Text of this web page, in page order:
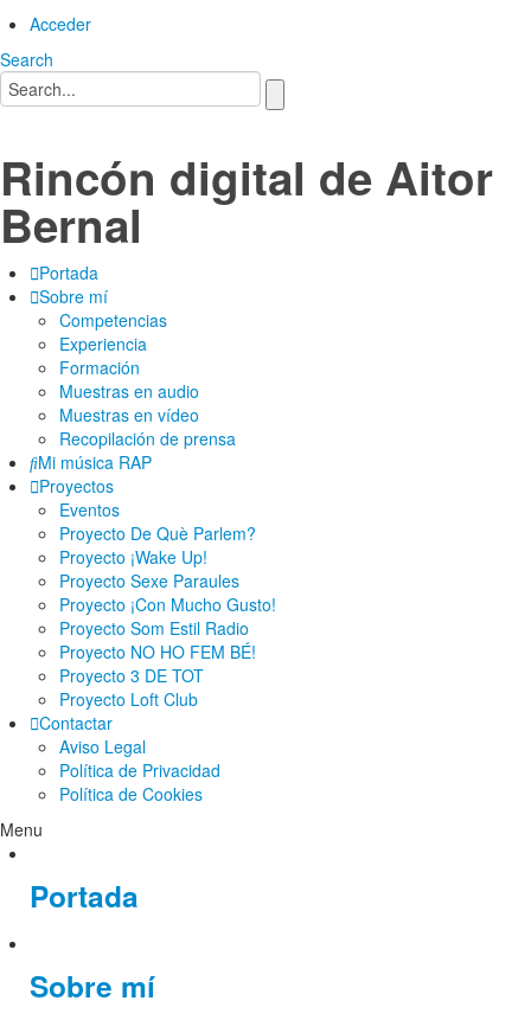
Acceder
Search
Rincón digital de Aitor
Bernal
Portada
Sobre mí
Competencias
Experiencia
Formación
Muestras en audio
Muestras en vídeo
Recopilación de prensa
Mi música RAP
Proyectos
Eventos
Proyecto De Què Parlem?
Proyecto ¡Wake Up!
Proyecto Sexe Paraules
Proyecto ¡Con Mucho Gusto!
Proyecto Som Estil Radio
Proyecto NO HO FEM BÉ!
Proyecto 3 DE TOT
Proyecto Loft Club
Contactar
Aviso Legal
Política de Privacidad
Política de Cookies
Menu
Portada
Sobre mí